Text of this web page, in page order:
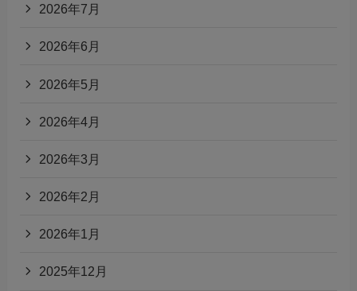
2026年7月
2026年6月
2026年5月
2026年4月
2026年3月
2026年2月
2026年1月
2025年12月